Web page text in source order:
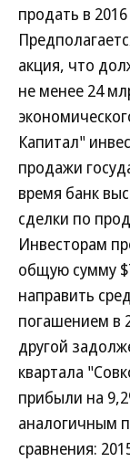
продать в
акция, что
не менее 24
Капитал"
продажи
время банк
сделки по
Инвесторам
общую сумму
направить
погашением в
другой
квартала
прибыли на
аналогичным
сравнения: